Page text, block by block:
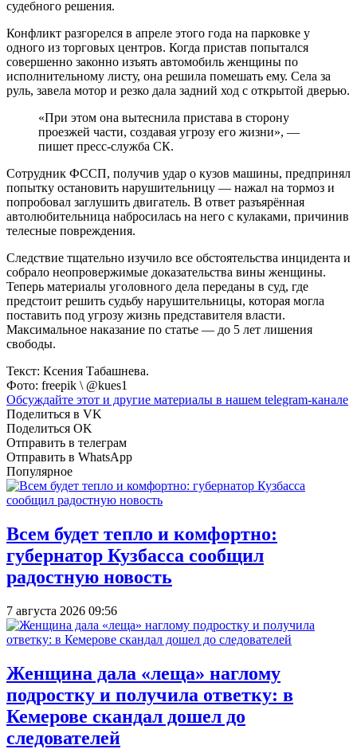
судебного решения.
Конфликт разгорелся в апреле этого года на парковке у
одного из торговых центров. Когда пристав попытался
совершенно законно изъять автомобиль женщины по
исполнительному листу, она решила помешать ему. Села за
руль, завела мотор и резко дала задний ход с открытой дверью.
«При этом она вытеснила пристава в сторону
проезжей части, создавая угрозу его жизни», —
пишет пресс-служба СК.
Сотрудник ФССП, получив удар о кузов машины, предпринял
попытку остановить нарушительницу — нажал на тормоз и
попробовал заглушить двигатель. В ответ разъярённая
автолюбительница набросилась на него с кулаками, причинив
телесные повреждения.
Следствие тщательно изучило все обстоятельства инцидента и
собрало неопровержимые доказательства вины женщины.
Теперь материалы уголовного дела переданы в суд, где
предстоит решить судьбу нарушительницы, которая могла
поставить под угрозу жизнь представителя власти.
Максимальное наказание по статье — до 5 лет лишения
свободы.
Текст: Ксения Табашнева.
Фото: freepik \ @kues1
Обсуждайте этот и другие материалы в нашем telegram-канале
Поделиться в VK
Поделиться OK
Отправить в телеграм
Отправить в WhatsApp
Популярное
Всем будет тепло и комфортно:
губернатор Кузбасса сообщил
радостную новость
7 августа 2026 09:56
Женщина дала «леща» наглому
подростку и получила ответку: в
Кемерове скандал дошел до
следователей